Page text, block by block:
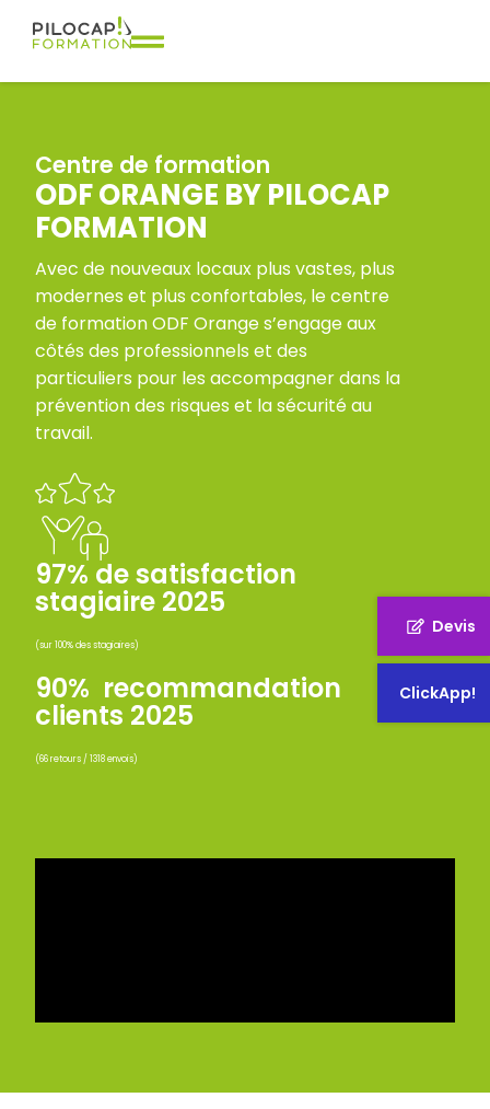
Devis
ClickApp!
Centre de formation
ODF ORANGE BY PILOCAP
FORMATION
Avec de nouveaux locaux plus vastes, plus
modernes et plus confortables, le centre
de formation ODF Orange s’engage aux
côtés des professionnels et des
particuliers pour les accompagner dans la
prévention des risques et la sécurité au
travail.
97% de satisfaction
stagiaire 2025
(sur 100% des stagiaires)
90% recommandation
clients 2025
(66 retours / 1318 envois)